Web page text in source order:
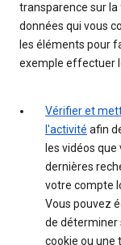
transparence sur
données qui vous
les éléments pour
exemple effectuer
Vérifier et
l'activité afin
les vidéos
dernières
votre compte
Vous pouvez
de déterminer
cookie ou une